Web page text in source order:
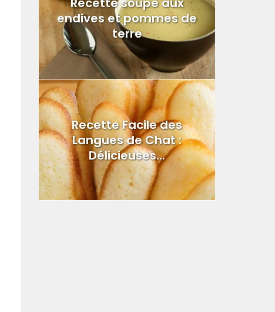
endives et pommes de
terre
Recette Facile des
Langues de Chat :
Délicieuses...